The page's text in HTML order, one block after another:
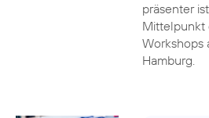
präsenter
Mittelpunkt
Workshops
Hamburg.